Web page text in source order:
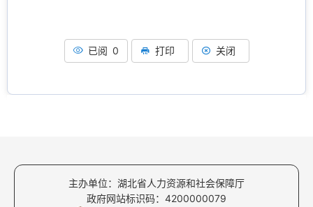
已阅 0 打印 关闭
主办单位：湖北省人力资源和社会保障厅
政府网站标识码：4200000079